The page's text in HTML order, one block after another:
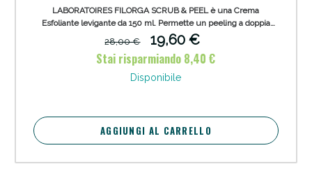
LABORATOIRES FILORGA SCRUB & PEEL è una Crema
Esfoliante levigante da 150 ml. Permette un peeling a doppia
esfoliazione per levigare, rinnovare e idratare la pelle in un solo
gesto.
28,00 €
19,60 €
Stai risparmiando 8,40 €
Disponibile
AGGIUNGI AL CARRELLO